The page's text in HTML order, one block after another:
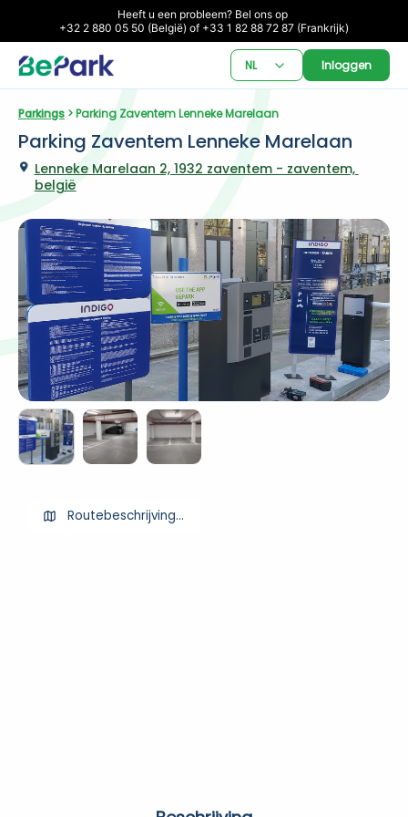
Heeft u een probleem? Bel ons op
+32 2 880 05 50 (België) of +33 1 82 88 72 87 (Frankrijk)
NL Inloggen
Parkings > Parking Zaventem Lenneke Marelaan
Parking Zaventem Lenneke Marelaan
Lenneke Marelaan 2, 1932 zaventem - zaventem,
belgië
Routebeschrijving ophalen